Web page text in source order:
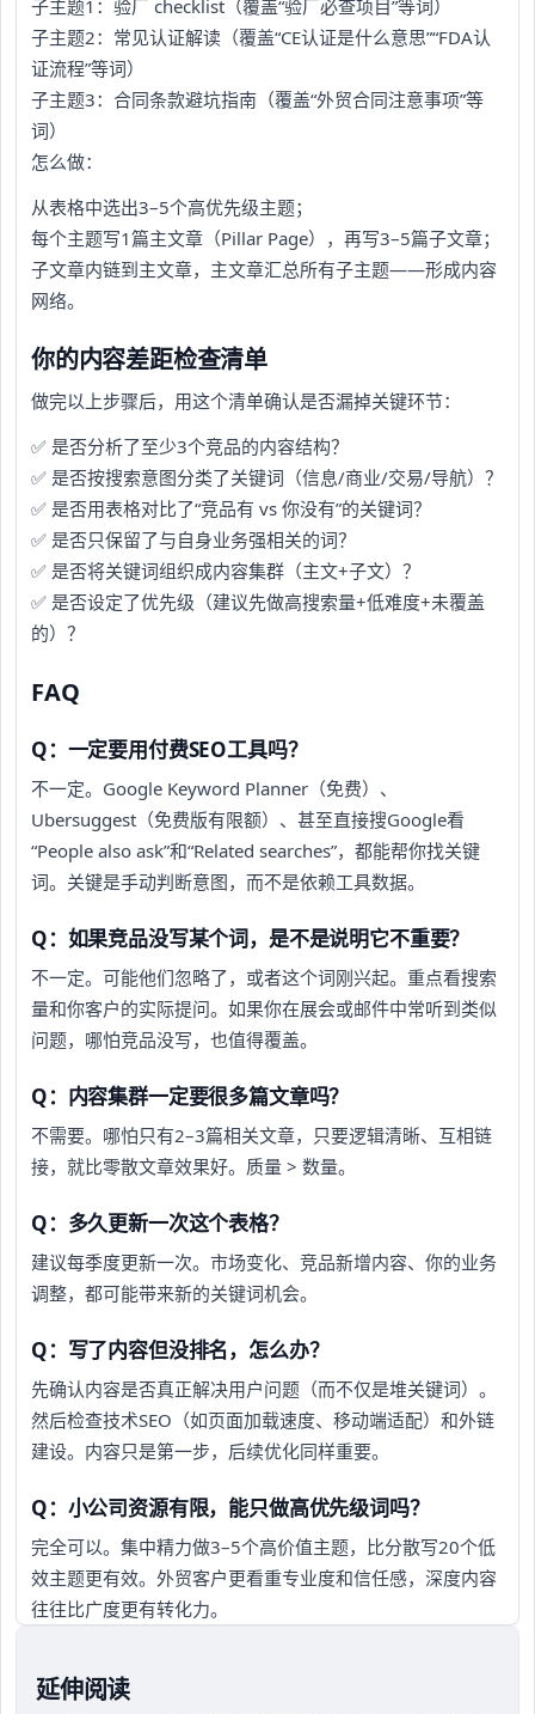
子主题1：验厂 checklist（覆盖“验厂必查项目”等词）
子主题2：常见认证解读（覆盖“CE认证是什么意思”“FDA认
证流程”等词）
子主题3：合同条款避坑指南（覆盖“外贸合同注意事项”等
词）
怎么做：
从表格中选出3–5个高优先级主题；
每个主题写1篇主文章（Pillar Page），再写3–5篇子文章；
子文章内链到主文章，主文章汇总所有子主题——形成内容
网络。
你的内容差距检查清单
做完以上步骤后，用这个清单确认是否漏掉关键环节：
✅ 是否分析了至少3个竞品的内容结构？
✅ 是否按搜索意图分类了关键词（信息/商业/交易/导航）？
✅ 是否用表格对比了“竞品有 vs 你没有”的关键词？
✅ 是否只保留了与自身业务强相关的词？
✅ 是否将关键词组织成内容集群（主文+子文）？
✅ 是否设定了优先级（建议先做高搜索量+低难度+未覆盖
的）？
FAQ
Q：一定要用付费SEO工具吗？
不一定。Google Keyword Planner（免费）、
Ubersuggest（免费版有限额）、甚至直接搜Google看
“People also ask”和“Related searches”，都能帮你找关键
词。关键是手动判断意图，而不是依赖工具数据。
Q：如果竞品没写某个词，是不是说明它不重要？
不一定。可能他们忽略了，或者这个词刚兴起。重点看搜索
量和你客户的实际提问。如果你在展会或邮件中常听到类似
问题，哪怕竞品没写，也值得覆盖。
Q：内容集群一定要很多篇文章吗？
不需要。哪怕只有2–3篇相关文章，只要逻辑清晰、互相链
接，就比零散文章效果好。质量 > 数量。
Q：多久更新一次这个表格？
建议每季度更新一次。市场变化、竞品新增内容、你的业务
调整，都可能带来新的关键词机会。
Q：写了内容但没排名，怎么办？
先确认内容是否真正解决用户问题（而不仅是堆关键词）。
然后检查技术SEO（如页面加载速度、移动端适配）和外链
建设。内容只是第一步，后续优化同样重要。
Q：小公司资源有限，能只做高优先级词吗？
完全可以。集中精力做3–5个高价值主题，比分散写20个低
效主题更有效。外贸客户更看重专业度和信任感，深度内容
往往比广度更有转化力。
延伸阅读